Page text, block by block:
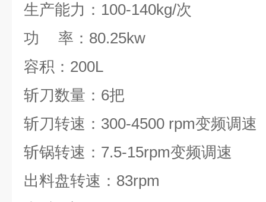
生产能力： 100-140kg/次
功
率： 80.25kw
容积： 200L
斩刀数量： 6把
斩刀转速： 300-4500 rpm变频调速
斩锅转速： 7.5-15rpm变频调速
出料盘转速： 83rpm